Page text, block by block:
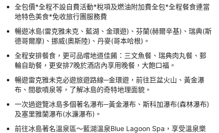
全包價*全程不設自費活動*稅項及燃油附加費全包*全程餐食連當
地特色美食*免收旅行團服務費
暢遊冰島(雷克雅未克、藍湖、金環遊)、芬蘭(赫爾辛基)、瑞典(斯
德哥爾摩)、挪威(奧斯陸)、丹麥(哥本哈根)。
全程安排餐食，更可品嚐地道佳餚：三文魚餐、瑞典肉丸餐、郵
輪自助餐，更安排7晚於酒店內享用晚餐，大飽口福。
暢遊雷克雅未克必遊旅遊路線─金環遊，前往巨盆火山、黃金瀑
布、間歇噴泉等，了解冰島的奇特地理面貌。
一次過遊覽冰島多個著名瀑布─黃金瀑布、斯科加瀑布(森林瀑布)
及塞里雅蘭瀑布(水濂瀑布)。
前往冰島著名溫泉區～藍湖溫泉Blue Lagoon Spa，享受溫泉樂